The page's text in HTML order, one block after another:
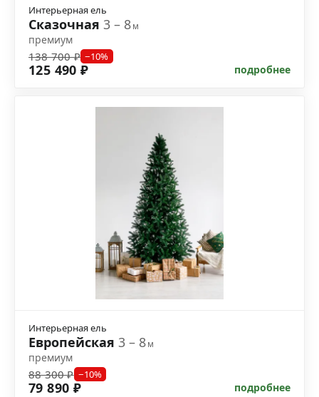
Интерьерная ель
Сказочная 3 – 8м
премиум
138 700 ₽ −10%
125 490 ₽ подробнее
Интерьерная ель
Европейская 3 – 8м
премиум
88 300 ₽ −10%
79 890 ₽ подробнее